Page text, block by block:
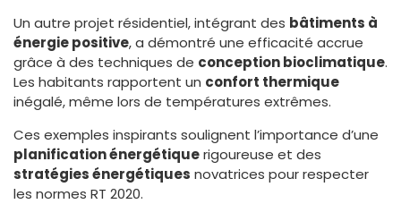
Un autre projet résidentiel, intégrant des bâtiments à
énergie positive, a démontré une efficacité accrue
grâce à des techniques de conception bioclimatique.
Les habitants rapportent un confort thermique
inégalé, même lors de températures extrêmes.
Ces exemples inspirants soulignent l’importance d’une
planification énergétiquerigoureuse et des
stratégies énergétiques novatrices pour respecter
les normes RT 2020.